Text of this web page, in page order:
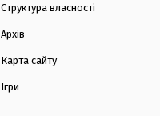
Структура власності
Архів
Карта сайту
Ігри